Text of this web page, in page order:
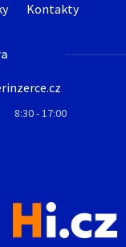
Kontakty
8:30 - 17:00